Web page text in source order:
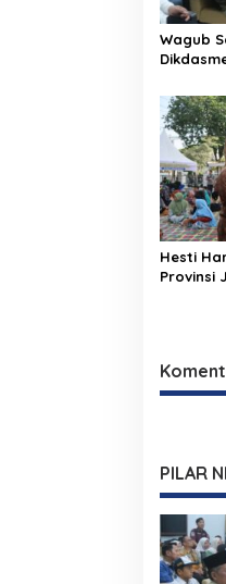
Wagub
di Jambi
Hesti
Provinsi
PILAR